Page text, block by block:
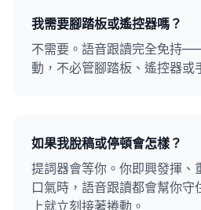
我需要腳踏板或遙控器嗎？
不需要。語音跟讀完全免持
動，不必管腳踏板、遙控器或
如果我脫稿或停頓會怎樣？
提詞器會等你。你即興發揮、
口氣時，語音跟讀都會幫你守
上就立刻接著捲動。